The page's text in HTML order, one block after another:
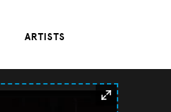
ARTISTS